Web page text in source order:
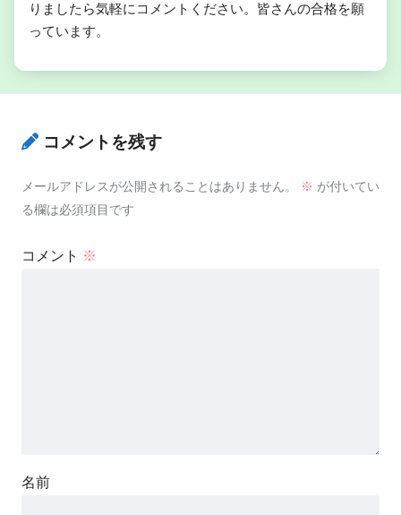
りましたら気軽にコメントください。皆さんの合格を願
っています。
コメントを残す
メールアドレスが公開されることはありません。 ※ が付いてい
る欄は必須項目です
コメント ※
名前